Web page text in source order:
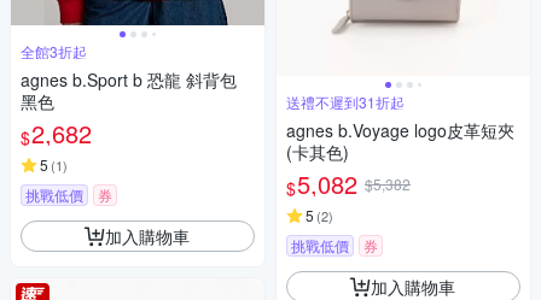
全館3折起
agnes b.Sport b 恐龍 斜背包
黑色
$2,682
5 (1)
挑戰低價 券
加入購物車
送禮不遲到31折起
agnes b.Voyage logo皮革短夾
(卡其色)
$5,082 $5,382
5 (2)
挑戰低價 券
加入購物車